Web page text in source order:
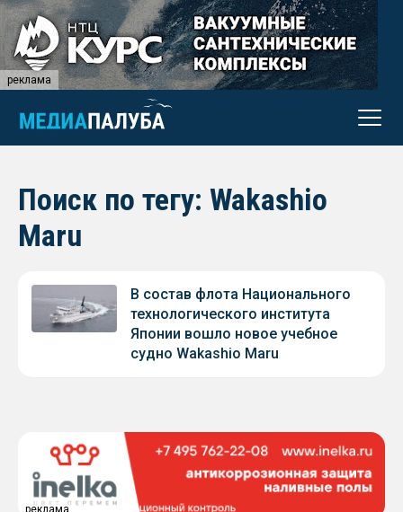
реклама
Поиск по тегу: Wakashio
Maru
В состав флота Национального
технологического института
Японии вошло новое учебное
судно Wakashio Maru
реклама